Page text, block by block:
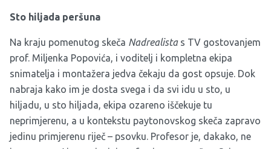
Sto hiljada peršuna
Na kraju pomenutog skeča Nadrealistas TV gostovanjem
prof. Miljenka Popovića, i voditelj i kompletna ekipa
snimatelja i montažera jedva čekaju da gost opsuje. Dok
nabraja kako im je dosta svega i da svi idu u sto, u
hiljadu, u sto hiljada, ekipa ozareno iščekuje tu
neprimjerenu, a u kontekstu paytonovskog skeča zapravo
jedinu primjerenu riječ – psovku. Profesor je, dakako, ne